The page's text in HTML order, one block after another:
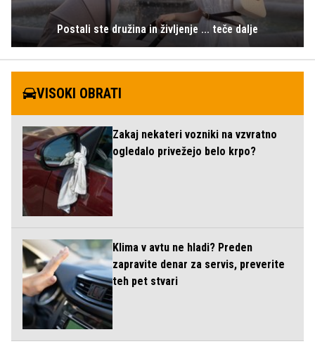
Postali ste družina in življenje ... teče dalje
VISOKI OBRATI
Zakaj nekateri vozniki na vzvratno
ogledalo privežejo belo krpo?
Klima v avtu ne hladi? Preden
zapravite denar za servis, preverite
teh pet stvari